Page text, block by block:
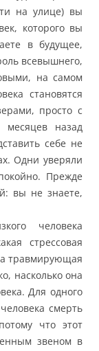
на улице) вы
которого вы
в будущее,
всевышнего,
на самом
становятся
просто с
назад
себе не
Одни уверяли
Прежде
вы не знаете,
человека
стрессовая
травмирующая
насколько она
Для одного
смерть
что этот
звеном в